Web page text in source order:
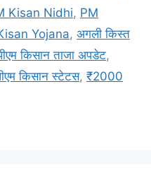
Kisan Nidhi, PM
Yojana, अगली किस्त
किसान ताजा अपडेट,
किसान स्टेटस, ₹2000